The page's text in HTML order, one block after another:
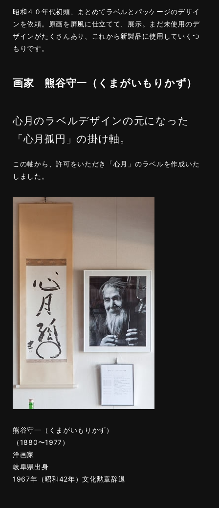
昭和４０年代初頭、まとめてラベルとパッケージのデザイ
ンを依頼。原画を屏風に仕立てて、展示。まだ未使用のデ
ザインがたくさんあり、これから新製品に使用していくつ
もりです。
画家 熊谷守一（くまがいもりかず）
心月のラベルデザインの元になった
「心月孤円」の掛け軸。
この軸から、許可をいただき「心月」のラベルを作成いた
しました。
熊谷守一（くまがいもりかず）
（1880〜1977）
洋画家
岐阜県出身
1967年（昭和42年）文化勲章辞退